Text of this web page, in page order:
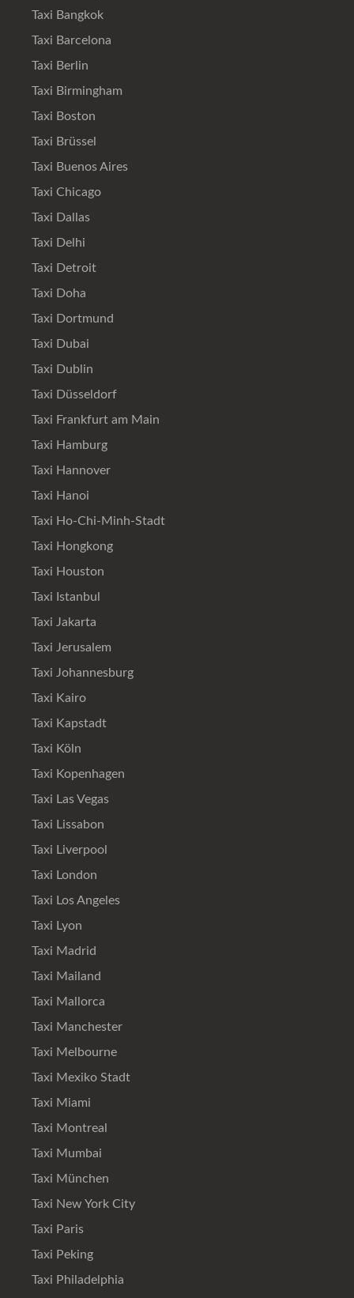
Taxi Bangkok
Taxi Barcelona
Taxi Berlin
Taxi Birmingham
Taxi Boston
Taxi Brüssel
Taxi Buenos Aires
Taxi Chicago
Taxi Dallas
Taxi Delhi
Taxi Detroit
Taxi Doha
Taxi Dortmund
Taxi Dubai
Taxi Dublin
Taxi Düsseldorf
Taxi Frankfurt am Main
Taxi Hamburg
Taxi Hannover
Taxi Hanoi
Taxi Ho-Chi-Minh-Stadt
Taxi Hongkong
Taxi Houston
Taxi Istanbul
Taxi Jakarta
Taxi Jerusalem
Taxi Johannesburg
Taxi Kairo
Taxi Kapstadt
Taxi Köln
Taxi Kopenhagen
Taxi Las Vegas
Taxi Lissabon
Taxi Liverpool
Taxi London
Taxi Los Angeles
Taxi Lyon
Taxi Madrid
Taxi Mailand
Taxi Mallorca
Taxi Manchester
Taxi Melbourne
Taxi Mexiko Stadt
Taxi Miami
Taxi Montreal
Taxi Mumbai
Taxi München
Taxi New York City
Taxi Paris
Taxi Peking
Taxi Philadelphia